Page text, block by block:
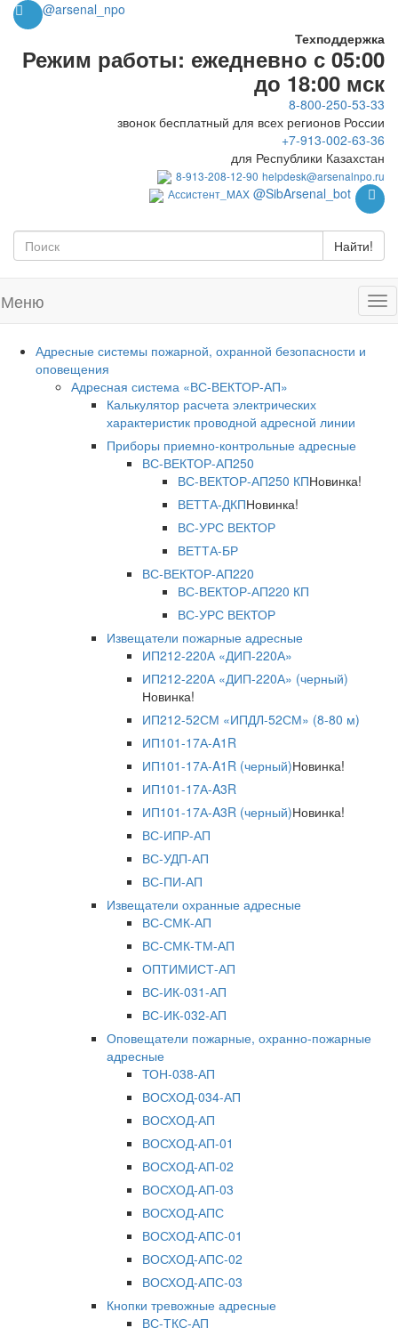
@arsenal_npo
Техподдержка
Режим работы: ежедневно с 05:00
до 18:00 мск
8-800-250-53-33
звонок бесплатный для всех регионов России
+7-913-002-63-36
для Республики Казахстан
8-913-208-12-90 helpdesk@arsenalnpo.ru
Ассистент_MAX @SibArsenal_bot
Найти!
Меню
Адресные системы пожарной, охранной безопасности и
оповещения
Адресная система «ВС-ВЕКТОР-АП»
Калькулятор расчета электрических
характеристик проводной адресной линии
Приборы приемно-контрольные адресные
ВС-ВЕКТОР-АП250
ВС-ВЕКТОР-АП250 КПНовинка!
ВЕТТА-ДКПНовинка!
ВС-УРС ВЕКТОР
ВЕТТА-БР
ВС-ВЕКТОР-АП220
ВС-ВЕКТОР-АП220 КП
ВС-УРС ВЕКТОР
Извещатели пожарные адресные
ИП212-220А «ДИП-220А»
ИП212-220А «ДИП-220А» (черный)
Новинка!
ИП212-52СМ «ИПДЛ-52СМ» (8-80 м)
ИП101-17А-A1R
ИП101-17А-A1R (черный)Новинка!
ИП101-17А-A3R
ИП101-17А-A3R (черный)Новинка!
ВС-ИПР-АП
ВС-УДП-АП
ВС-ПИ-АП
Извещатели охранные адресные
ВС-СМК-АП
ВС-СМК-ТМ-АП
ОПТИМИСТ-АП
ВС-ИК-031-АП
ВС-ИК-032-АП
Оповещатели пожарные, охранно-пожарные
адресные
ТОН-038-АП
ВОСХОД-034-АП
ВОСХОД-АП
ВОСХОД-АП-01
ВОСХОД-АП-02
ВОСХОД-АП-03
ВОСХОД-АПС
ВОСХОД-АПС-01
ВОСХОД-АПС-02
ВОСХОД-АПС-03
Кнопки тревожные адресные
ВС-ТКС-АП